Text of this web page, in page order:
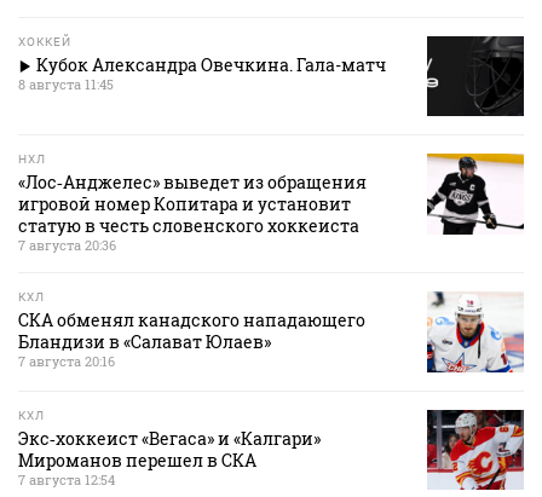
ХОККЕЙ
Кубок Александра Овечкина. Гала-матч
8 августа 11:45
НХЛ
«Лос‑Анджелес» выведет из обращения
игровой номер Копитара и установит
статую в честь словенского хоккеиста
7 августа 20:36
КХЛ
СКА обменял канадского нападающего
Бландизи в «Салават Юлаев»
7 августа 20:16
КХЛ
Экс‑хоккеист «Вегаса» и «Калгари»
Мироманов перешел в СКА
7 августа 12:54